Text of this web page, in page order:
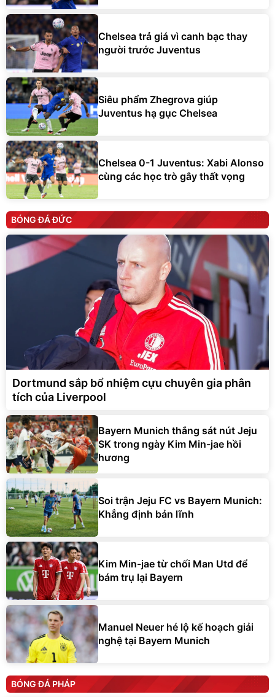
Chelsea trả giá vì canh bạc thay
người trước Juventus
Siêu phẩm Zhegrova giúp
Juventus hạ gục Chelsea
Chelsea 0-1 Juventus: Xabi Alonso
cùng các học trò gây thất vọng
BÓNG ĐÁ ĐỨC
Dortmund sắp bổ nhiệm cựu chuyên gia phân
tích của Liverpool
Bayern Munich thắng sát nút Jeju
SK trong ngày Kim Min-jae hồi
hương
Soi trận Jeju FC vs Bayern Munich:
Khẳng định bản lĩnh
Kim Min-jae từ chối Man Utd để
bám trụ lại Bayern
Manuel Neuer hé lộ kế hoạch giải
nghệ tại Bayern Munich
BÓNG ĐÁ PHÁP